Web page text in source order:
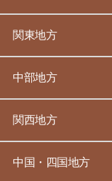
関東地方
中部地方
関西地方
中国・四国地方